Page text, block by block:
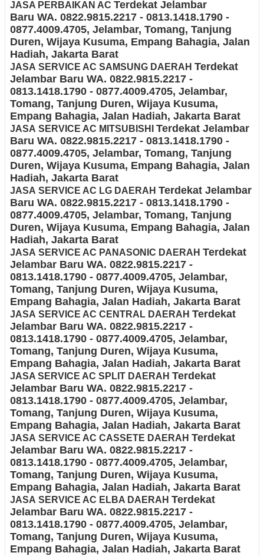
JASA PERBAIKAN AC Terdekat Jelambar
Baru WA. 0822.9815.2217 - 0813.1418.1790 -
0877.4009.4705, Jelambar, Tomang, Tanjung
Duren, Wijaya Kusuma, Empang Bahagia, Jalan
Hadiah, Jakarta Barat
JASA SERVICE AC SAMSUNG DAERAH Terdekat
Jelambar Baru WA. 0822.9815.2217 -
0813.1418.1790 - 0877.4009.4705, Jelambar,
Tomang, Tanjung Duren, Wijaya Kusuma,
Empang Bahagia, Jalan Hadiah, Jakarta Barat
JASA SERVICE AC MITSUBISHI Terdekat Jelambar
Baru WA. 0822.9815.2217 - 0813.1418.1790 -
0877.4009.4705, Jelambar, Tomang, Tanjung
Duren, Wijaya Kusuma, Empang Bahagia, Jalan
Hadiah, Jakarta Barat
JASA SERVICE AC LG DAERAH Terdekat Jelambar
Baru WA. 0822.9815.2217 - 0813.1418.1790 -
0877.4009.4705, Jelambar, Tomang, Tanjung
Duren, Wijaya Kusuma, Empang Bahagia, Jalan
Hadiah, Jakarta Barat
JASA SERVICE AC PANASONIC DAERAH Terdekat
Jelambar Baru WA. 0822.9815.2217 -
0813.1418.1790 - 0877.4009.4705, Jelambar,
Tomang, Tanjung Duren, Wijaya Kusuma,
Empang Bahagia, Jalan Hadiah, Jakarta Barat
JASA SERVICE AC CENTRAL DAERAH Terdekat
Jelambar Baru WA. 0822.9815.2217 -
0813.1418.1790 - 0877.4009.4705, Jelambar,
Tomang, Tanjung Duren, Wijaya Kusuma,
Empang Bahagia, Jalan Hadiah, Jakarta Barat
JASA SERVICE AC SPLIT DAERAH Terdekat
Jelambar Baru WA. 0822.9815.2217 -
0813.1418.1790 - 0877.4009.4705, Jelambar,
Tomang, Tanjung Duren, Wijaya Kusuma,
Empang Bahagia, Jalan Hadiah, Jakarta Barat
JASA SERVICE AC CASSETE DAERAH Terdekat
Jelambar Baru WA. 0822.9815.2217 -
0813.1418.1790 - 0877.4009.4705, Jelambar,
Tomang, Tanjung Duren, Wijaya Kusuma,
Empang Bahagia, Jalan Hadiah, Jakarta Barat
JASA SERVICE AC ELBA DAERAH Terdekat
Jelambar Baru WA. 0822.9815.2217 -
0813.1418.1790 - 0877.4009.4705, Jelambar,
Tomang, Tanjung Duren, Wijaya Kusuma,
Empang Bahagia, Jalan Hadiah, Jakarta Barat